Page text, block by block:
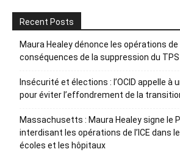
Recent Posts
Maura Healey dénonce les opérations de
conséquences de la suppression du TPS
Insécurité et élections : l’OCID appelle à
pour éviter l’effondrement de la
Massachusetts : Maura Healey signe le
interdisant les opérations de l’ICE dans
écoles et les hôpitaux